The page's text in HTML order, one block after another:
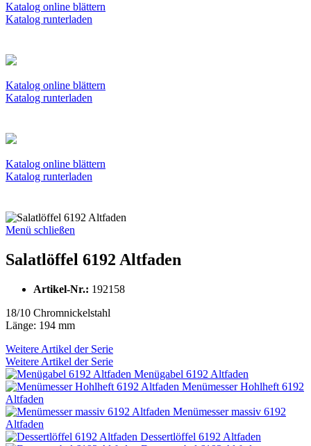
Katalog online blättern
Katalog runterladen
Katalog online blättern
Katalog runterladen
Katalog online blättern
Katalog runterladen
Menü schließen
Salatlöffel 6192 Altfaden
Artikel-Nr.: 192158
18/10 Chromnickelstahl
Länge: 194 mm
Weitere Artikel der Serie
Weitere Artikel der Serie
Menügabel 6192 Altfaden
Menümesser Hohlheft 6192
Altfaden
Menümesser massiv 6192
Altfaden
Dessertlöffel 6192 Altfaden